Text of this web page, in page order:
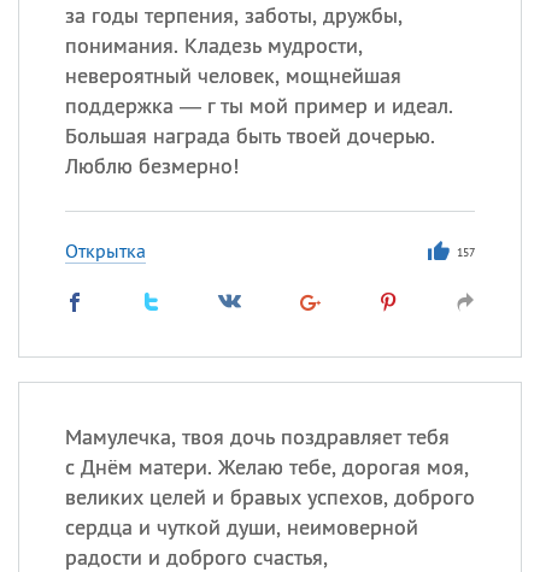
за годы терпения, заботы, дружбы,
понимания. Кладезь мудрости,
невероятный человек, мощнейшая
поддержка — г ты мой пример и идеал.
Большая награда быть твоей дочерью.
Люблю безмерно!
Открытка 157
Мамулечка, твоя дочь поздравляет тебя
с Днём матери. Желаю тебе, дорогая моя,
великих целей и бравых успехов, доброго
сердца и чуткой души, неимоверной
радости и доброго счастья,